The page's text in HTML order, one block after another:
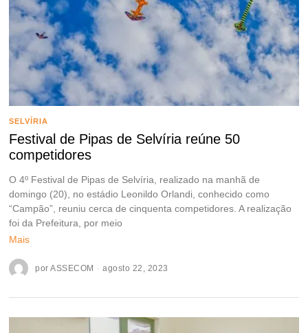
SELVÍRIA
Festival de Pipas de Selvíria reúne 50
competidores
O 4º Festival de Pipas de Selvíria, realizado na manhã de
domingo (20), no estádio Leonildo Orlandi, conhecido como
“Campão”, reuniu cerca de cinquenta competidores. A realização
foi da Prefeitura, por meio
Mais
porASSECOM agosto 22, 2023